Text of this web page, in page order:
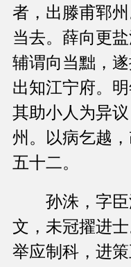
者，出滕甫郓
当去。薛向更
辅谓向当黜，
出知江宁府。
其助小人为异
州。以病乞越
五十二。
孙洙，字臣
文，未冠擢进
举应制科，进